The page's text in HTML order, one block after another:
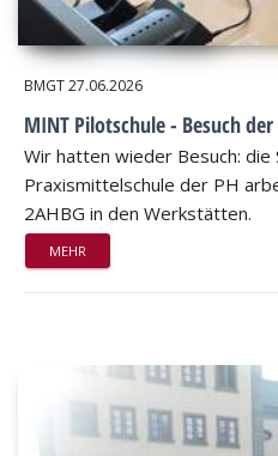
BMGT27.06.2026
MINT Pilotschule - Besuch
Wir hatten wieder Besuch:
Praxismittelschule der PH
2AHBG in den Werkstätten.
MEHR